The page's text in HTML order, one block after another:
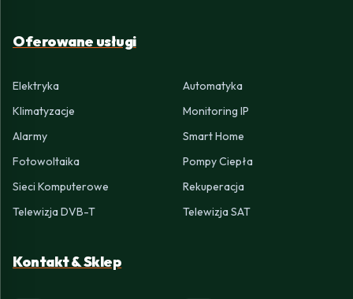
Oferowane usługi
Elektryka
Automatyka
Klimatyzacje
Monitoring IP
Alarmy
Smart Home
Fotowoltaika
Pompy Ciepła
Sieci Komputerowe
Rekuperacja
Telewizja DVB-T
Telewizja SAT
Kontakt & Sklep